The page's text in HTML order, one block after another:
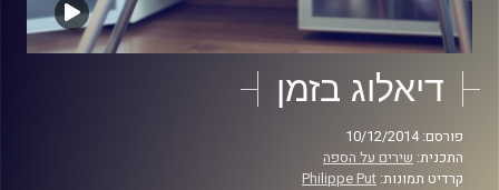
דיאלוג בזמן
פורסם: 10/12/2014
התכנית: שירים על הספה
קרדיט תמונות: Philippe Put